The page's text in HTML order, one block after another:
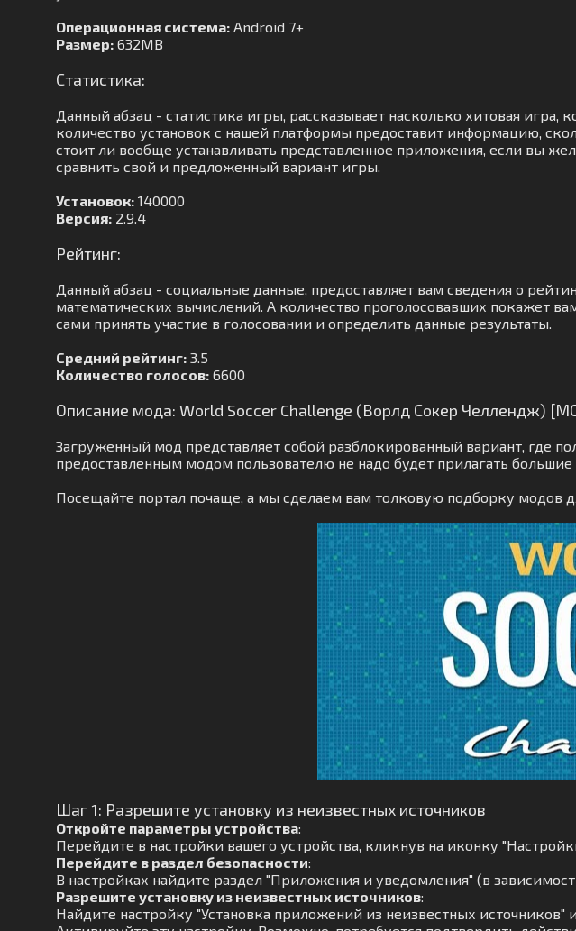
Операционная система: Android 7+
Размер: 632MB
Статистика:
Данный абзац - статистика игры, рассказывает насколько хитовая
количество установок с нашей платформы предоставит информацию,
стоит ли вообще устанавливать представленное приложения, если вы
сравнить свой и предложенный вариант игры.
Установок: 140000
Версия: 2.9.4
Рейтинг:
Данный абзац - социальные данные, предоставляет вам сведения о
математических вычислений. А количество проголосовавших покажет
сами принять участие в голосовании и определить данные результаты.
Средний рейтинг: 3.5
Количество голосов: 6600
Описание мода: World Soccer Challenge (Ворлд Сокер Челлендж)
Загруженный мод представляет собой разблокированный вариант, где
предоставленным модом пользователю не надо будет прилагать
Посещайте портал почаще, а мы сделаем вам толковую подборку модов
Шаг 1: Разрешите установку из неизвестных источников
Откройте параметры устройства:
Перейдите в настройки вашего устройства, кликнув на иконку
Перейдите в раздел безопасности:
В настройках найдите раздел "Приложения и уведомления" (в
Разрешите установку из неизвестных источников:
Найдите настройку "Установка приложений из неизвестных источников"